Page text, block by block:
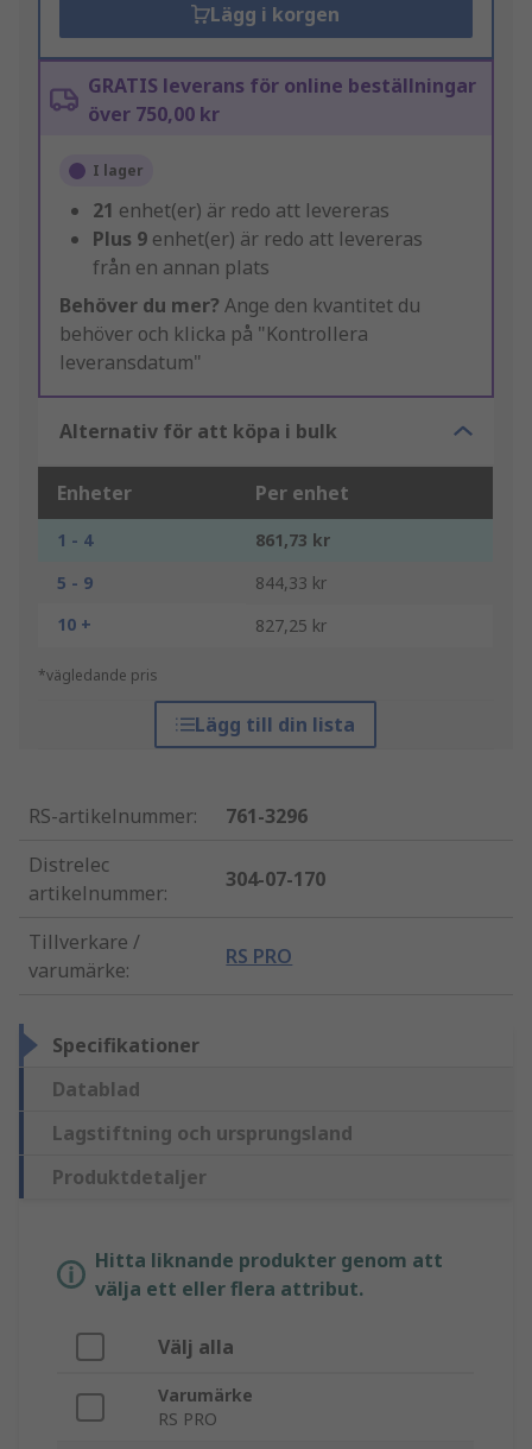
Lägg i korgen
GRATIS leverans för online beställningar
över 750,00 kr
I lager
21 enhet(er) är redo att levereras
Plus 9 enhet(er) är redo att levereras
från en annan plats
Behöver du mer? Ange den kvantitet du
behöver och klicka på "Kontrollera
leveransdatum"
Alternativ för att köpa i bulk
Enheter Per enhet
1 - 4
861,73 kr
5 - 9
844,33 kr
10 +
827,25 kr
*vägledande pris
Lägg till din lista
RS-artikelnummer:
761-3296
Distrelec
artikelnummer:
304-07-170
Tillverkare /
varumärke:
RS PRO
Specifikationer
Datablad
Lagstiftning och ursprungsland
Produktdetaljer
Hitta liknande produkter genom att
välja ett eller flera attribut.
Välj alla
Varumärke
RS PRO